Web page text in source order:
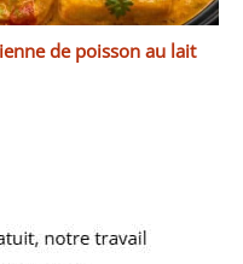
de poisson au lait